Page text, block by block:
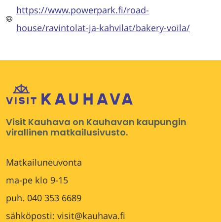
https://www.powerpark.fi/road-
house/ravintolat-ja-kahvilat/bakery-voila/
Visit Kauhava on Kauhavan kaupungin
virallinen matkailusivusto.
Matkailuneuvonta
ma-pe klo 9-15
puh. 040 353 6689
sähköposti: visit@kauhava.fi